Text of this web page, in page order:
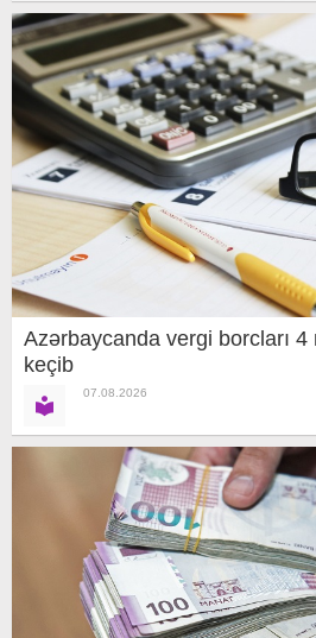
Azərbaycanda vergi borcları 4
keçib
07.08.2026